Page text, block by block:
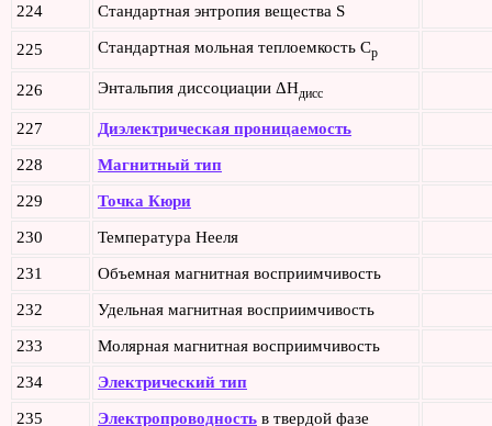
224 Стандартная энтропия вещества S
225 Стандартная мольная теплоемкость Cp
226 Энтальпия диссоциации ΔHдисс
227 Диэлектрическая проницаемость
228 Магнитный тип
229 Точка Кюри
230 Температура Нееля
231 Объемная магнитная восприимчивость
232 Удельная магнитная восприимчивость
233 Молярная магнитная восприимчивость
234 Электрический тип
235 Электропроводность в твердой фазе